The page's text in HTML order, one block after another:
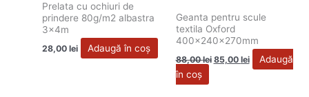
Prelata cu ochiuri de
prindere 80g/m2 albastra
3x4m
28,00lei Adaugă în coș
Geanta pentru scule
textila Oxford
400x240x270mm
88,00lei 85,00 lei
Adaugă
în coș